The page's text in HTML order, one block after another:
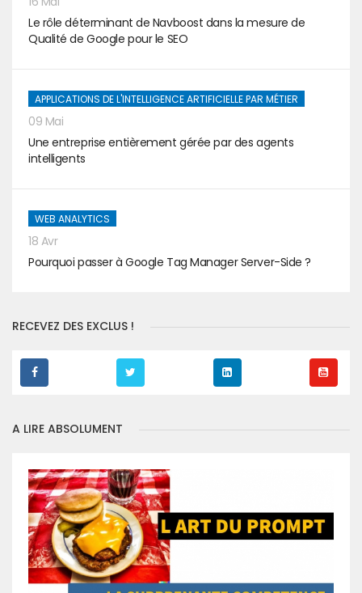
Le rôle déterminant de Navboost dans la mesure de
Qualité de Google pour le SEO
APPLICATIONS DE L'INTELLIGENCE ARTIFICIELLE PAR MÉTIER
09 Mai
Une entreprise entièrement gérée par des agents
intelligents
WEB ANALYTICS
18 Avr
Pourquoi passer à Google Tag Manager Server-Side ?
RECEVEZ DES EXCLUS !
A LIRE ABSOLUMENT